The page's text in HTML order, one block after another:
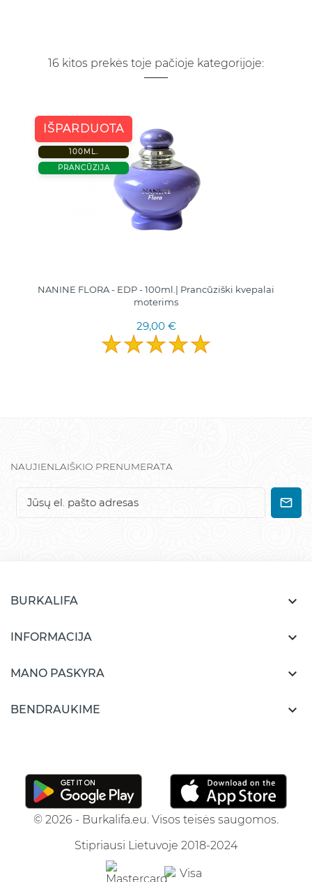
16 kitos prekės toje pačioje kategorijoje:
IŠPARDUOTA
100ML.
PRANCŪZIJA
NANINE FLORA - EDP - 100ml.| Prancūziški kvepalai
moterims
29,00 €
NAUJIENLAIŠKIO PRENUMERATA
BURKALIFA 
INFORMACIJA 
MANO PASKYRA 
BENDRAUKIME 
© 2026 - Burkalifa.eu. Visos teisės saugomos.
Stipriausi Lietuvoje 2018-2024